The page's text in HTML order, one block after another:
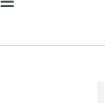
Toggle